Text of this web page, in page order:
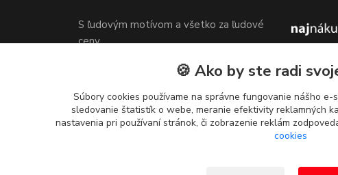
S ľudovým motívom a všetko za ľudové
ceny.
🍪 Ako by ste radi
Súbory cookies používame na správne fungovanie nášho
sledovanie štatistík o webe, meranie efektivity reklamných
nastavenia pri používaní stránok, či zobrazenie reklám
cookies